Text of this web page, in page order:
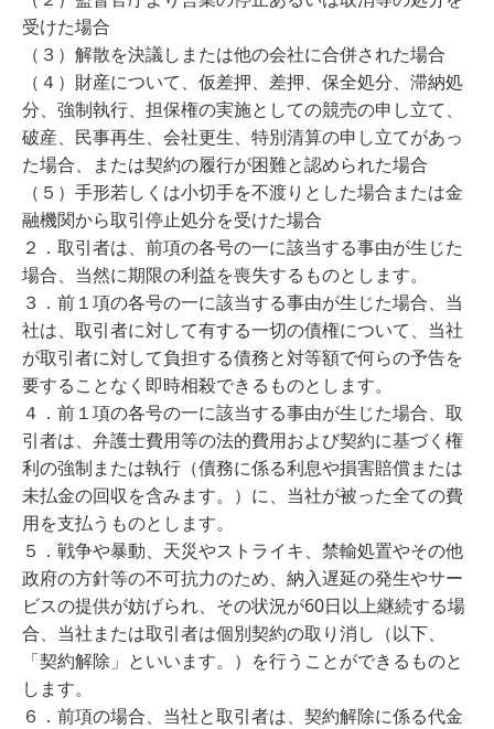
受けた場合
（３）解散を決議しまたは他の会社に合併された場合
（４）財産について、仮差押、差押、保全処分、滞納処
分、強制執行、担保権の実施としての競売の申し立て、
破産、民事再生、会社更生、特別清算の申し立てがあっ
た場合、または契約の履行が困難と認められた場合
（５）手形若しくは小切手を不渡りとした場合または金
融機関から取引停止処分を受けた場合
２．取引者は、前項の各号の一に該当する事由が生じた
場合、当然に期限の利益を喪失するものとします。
３．前１項の各号の一に該当する事由が生じた場合、当
社は、取引者に対して有する一切の債権について、当社
が取引者に対して負担する債務と対等額で何らの予告を
要することなく即時相殺できるものとします。
４．前１項の各号の一に該当する事由が生じた場合、取
引者は、弁護士費用等の法的費用および契約に基づく権
利の強制または執行（債務に係る利息や損害賠償または
未払金の回収を含みます。）に、当社が被った全ての費
用を支払うものとします。
５．戦争や暴動、天災やストライキ、禁輸処置やその他
政府の方針等の不可抗力のため、納入遅延の発生やサー
ビスの提供が妨げられ、その状況が60日以上継続する場
合、当社または取引者は個別契約の取り消し（以下、
「契約解除」といいます。）を行うことができるものと
します。
６．前項の場合、当社と取引者は、契約解除に係る代金